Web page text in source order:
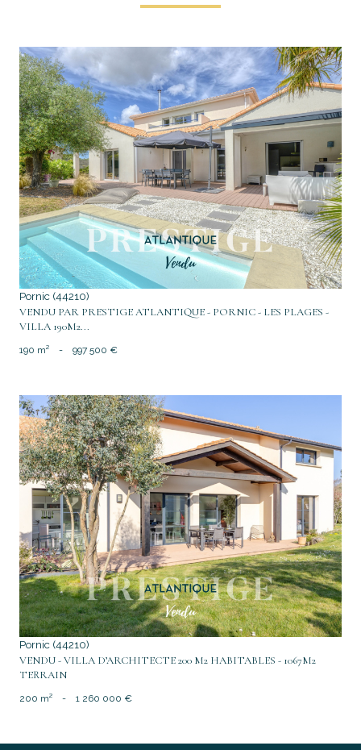
voir le bien
Pornic (44210)
VENDU PAR PRESTIGE ATLANTIQUE - PORNIC - LES PLAGES -
VILLA 190M2...
190 m² - 997 500 €
voir le bien
Pornic (44210)
VENDU - VILLA D’ARCHITECTE 200 M2 HABITABLES - 1067M2
TERRAIN
200 m² - 1 260 000 €